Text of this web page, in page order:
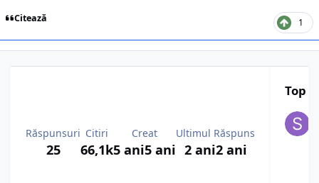
Citează 1
Răspunsuri
25
Citiri
66,1k
Creat
5 ani5 ani
Ultimul Răspuns
2 ani2 ani
Top